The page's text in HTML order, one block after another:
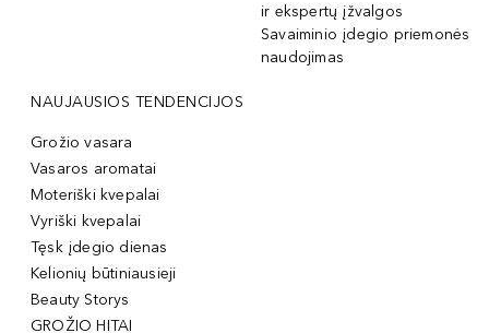
ir ekspertų įžvalgos
Savaiminio įdegio priemonės
naudojimas
NAUJAUSIOS TENDENCIJOS
Grožio vasara
Vasaros aromatai
Moteriški kvepalai
Vyriški kvepalai
Tęsk įdegio dienas
Kelionių būtiniausieji
Beauty Storys
GROŽIO HITAI